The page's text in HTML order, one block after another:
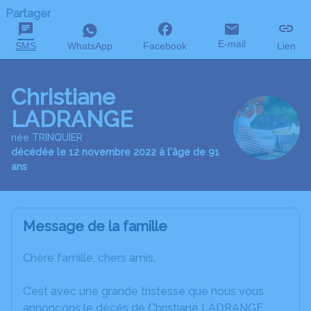
Partager
SMS WhatsApp Facebook E-mail Lien
Christiane
LADRANGE
née TRINQUIER
décédée le 12 novembre 2022 à l'âge de 91
ans
Message de la famille
Chère famille, chers amis,
C’est avec une grande tristesse que nous vous
annonçons le décès de Christiane LADRANGE